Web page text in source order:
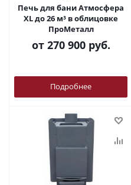
Печь для бани Атмосфера
XL до 26 м³ в облицовке
ПроМеталл
от 270 900 руб.
Подробнее